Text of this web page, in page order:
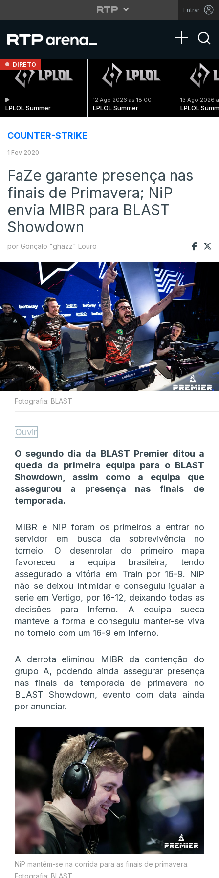
Entrar
Toggle
DIRETO
LPLOL Summer
12 Ago 2026 às 18:00
LPLOL Summer
13 Ago 2026
LPLOL
COUNTER-STRIKE
1 Fev 2020
FaZe garante presença nas
finais de Primavera; NiP
envia MIBR para BLAST
Showdown
por Gonçalo "ghazz" Louro
Fotografia: BLAST
Ouvir
O segundo dia da BLAST Premier ditou a
queda da primeira equipa para o BLAST
Showdown, assim como a equipa que
assegurou a presença nas finais de
temporada.
MIBR e NiP foram os primeiros a entrar no
servidor em busca da sobrevivência no
torneio. O desenrolar do primeiro mapa
favoreceu a equipa brasileira, tendo
assegurado a vitória em Train por 16-9. NiP
não se deixou intimidar e conseguiu igualar a
série em Vertigo, por 16-12, deixando todas as
decisões para Inferno. A equipa sueca
manteve a forma e conseguiu manter-se viva
no torneio com um 16-9 em Inferno.
A derrota eliminou MIBR da contenção do
grupo A, podendo ainda assegurar presença
nas finais da temporada de primavera no
BLAST Showdown, evento com data ainda
por anunciar.
NiP mantém-se na corrida para as finais de primavera.
Fotografia: BLAST